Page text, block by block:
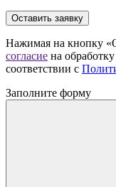
Оставить заявку
Нажимая на кнопку
согласие на
соответствии с
Заполните форму